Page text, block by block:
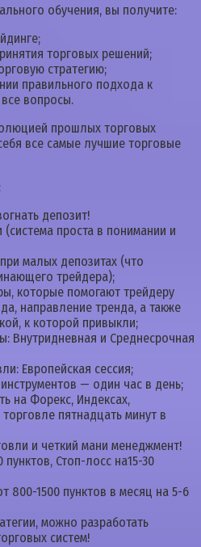
обучения, вы получите:
торговых решений;
стратегию;
правильного подхода к
вопросы.
прошлых торговых
все самые лучшие торговые
депозит!
проста в понимании и
малых депозитах (что
трейдера);
которые помогают трейдеру
направление тренда, а также
к которой привыкли;
Внутридневная и Среднесрочная
Европейская сессия;
— один час в день;
на Форекс, Индексах,
пятнадцать минут в
и четкий мани менеджмент!
Стоп-лосс на15-30
800-1500 пунктов в месяц на 5-6
можно разработать
систем!